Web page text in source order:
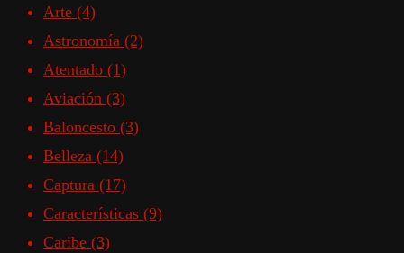
Arte (4)
Astronomía (2)
Atentado (1)
Aviación (3)
Baloncesto (3)
Belleza (14)
Captura (17)
Características (9)
Caribe (3)